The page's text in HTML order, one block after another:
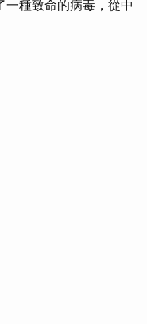
種致命的病毒，從中